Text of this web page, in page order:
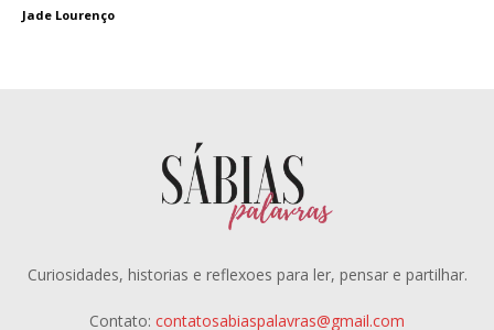
Jade Lourenço
Curiosidades, historias e reflexoes para ler, pensar e partilhar.
Contato: contatosabiaspalavras@gmail.com